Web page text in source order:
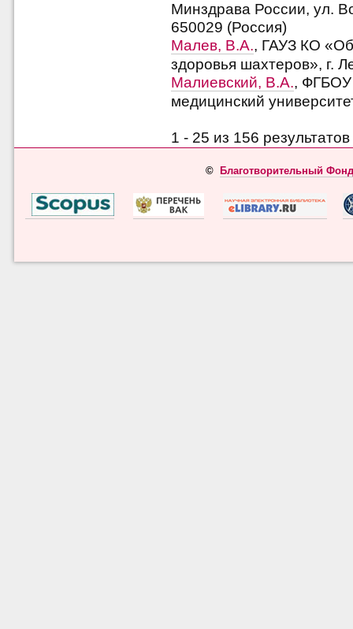
Минздрава России, ул.
650029 (Россия)
Малев, В.А., ГАУЗ КО
здоровья шахтеров», г.
Малиевский, В.А., ФГБОУ
медицинский
1 - 25 из 156
© Благотворительный